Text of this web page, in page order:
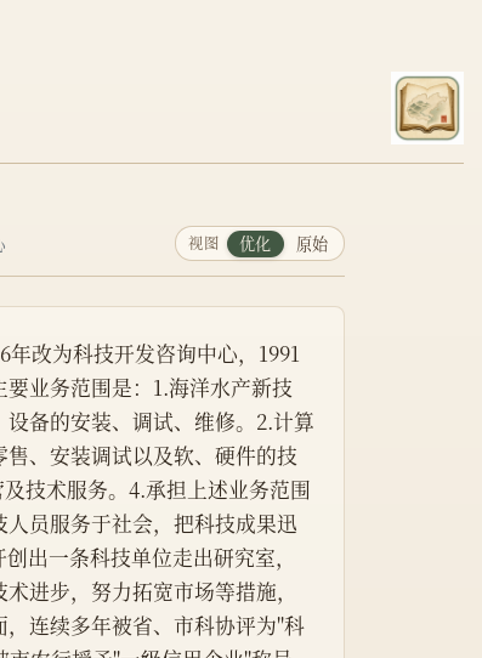
视图 优化 原始
年改为科技开发咨询中心，1991
业务范围是：1.海洋水产新技
备的安装、调试、维修。2.计算
、安装调试以及软、硬件的技
技术服务。4.承担上述业务范围
员服务于社会，把科技成果迅
出一条科技单位走出研究室，
进步，努力拓宽市场等措施，
连续多年被省、市科协评为"科